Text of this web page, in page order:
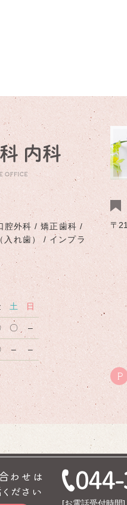
腔外科 / 矯正歯科 /
れ歯） / インプラ
土 日
〇 –
– –
〒
P
わせは
ださい